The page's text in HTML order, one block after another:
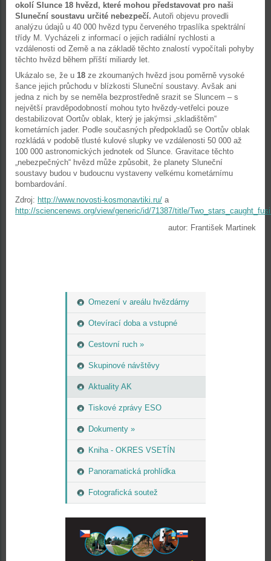
Omezení v areálu hvězdárny
Otevírací doba a vstupné
Cestovní ruch »
Skupinové návštěvy
Aktuality AK
Tiskové zprávy ESO
Dokumenty »
Kniha - OKRES VSETÍN
Panoramatická prohlídka
Fotografická soutež
okolí Slunce 18 hvězd, které mohou představovat pro naši
Sluneční soustavu určité nebezpečí. Autoři objevu provedli
analýzu údajů u 40 000 hvězd typu červeného trpaslíka spektrální
třídy M. Vycházeli z informací o jejich radiální rychlosti a
vzdálenosti od Země a na základě těchto znalostí vypočítali pohyby
těchto hvězd během příští miliardy let.
Ukázalo se, že u 18 ze zkoumaných hvězd jsou poměrně vysoké
šance jejich průchodu v blízkosti Sluneční soustavy. Avšak ani
jedna z nich by se neměla bezprostředně srazit se Sluncem – s
největší pravděpodobností mohou tyto hvězdy-vetřelci pouze
destabilizovat Oortův oblak, který je jakýmsi „skladištěm“
kometárních jader. Podle současných předpokladů se Oortův oblak
rozkládá v podobě tlusté kulové slupky ve vzdálenosti 50 000 až
100 000 astronomických jednotek od Slunce. Gravitace těchto
„nebezpečných“ hvězd může způsobit, že planety Sluneční
soustavy budou v budoucnu vystaveny velkému kometárnímu
bombardování.
Zdroj: http://www.novosti-kosmonavtiki.ru/ a
http://sciencenews.org/view/generic/id/71387/title/
autor: František Martinek